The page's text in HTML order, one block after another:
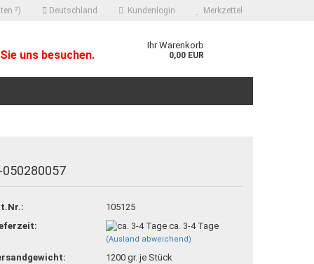
²) Deutschland Kundenlogin
erstellen
vergessen?
Merkzettel
uns besuchen.
Ihr Warenkorb
0,00 EUR
050280057
105125
ca. 3-4 Tage
(Ausland abweichend)
1200 gr. je Stück